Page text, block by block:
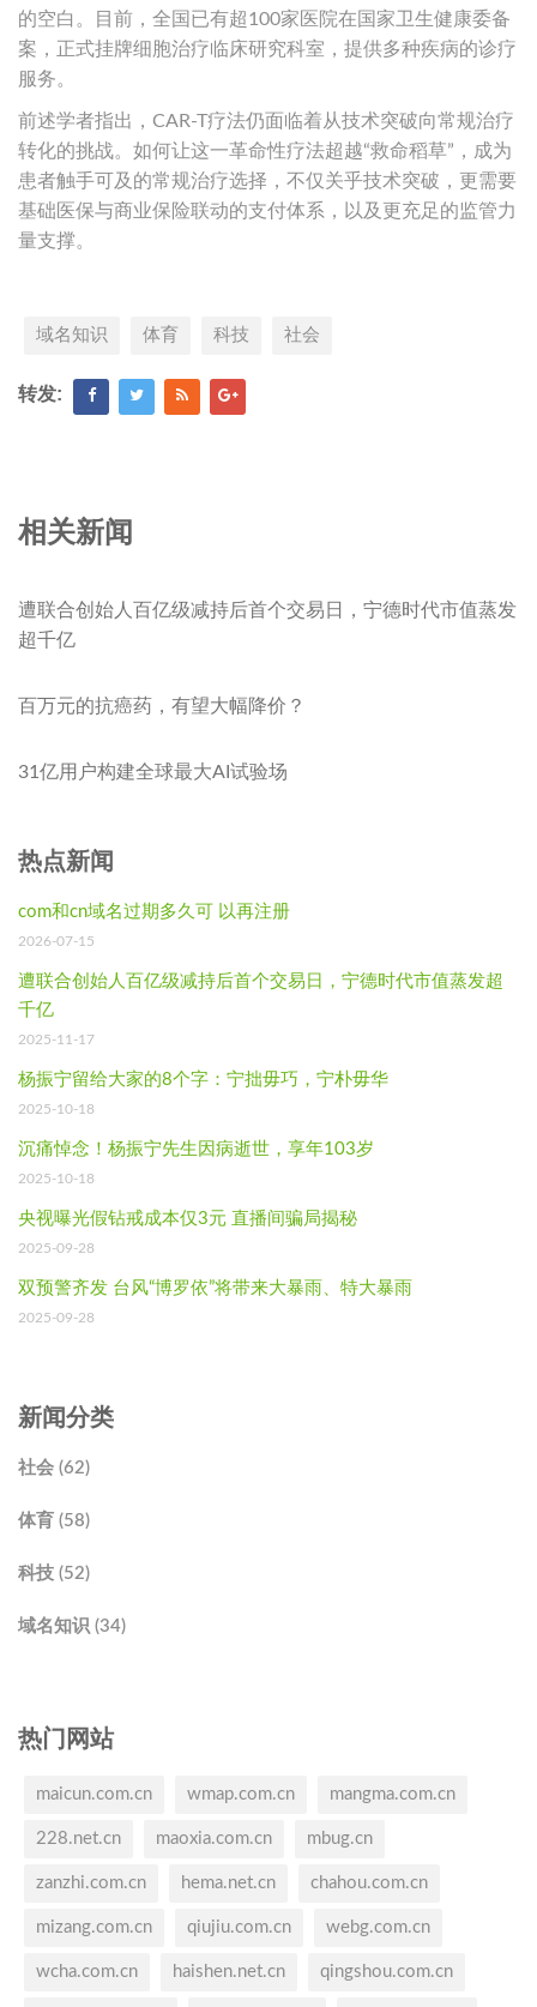
的空白。目前，全国已有超100家医院在国家卫生健康委备
案，正式挂牌细胞治疗临床研究科室，提供多种疾病的诊疗
服务。
前述学者指出，CAR-T疗法仍面临着从技术突破向常规治疗
转化的挑战。如何让这一革命性疗法超越“救命稻草”，成为
患者触手可及的常规治疗选择，不仅关乎技术突破，更需要
基础医保与商业保险联动的支付体系，以及更充足的监管力
量支撑。
域名知识 体育 科技 社会
转发:
相关新闻
遭联合创始人百亿级减持后首个交易日，宁德时代市值蒸发
超千亿
百万元的抗癌药，有望大幅降价？
31亿用户构建全球最大AI试验场
热点新闻
com和cn域名过期多久可 以再注册
2026-07-15
遭联合创始人百亿级减持后首个交易日，宁德时代市值蒸发超
千亿
2025-11-17
杨振宁留给大家的8个字：宁拙毋巧，宁朴毋华
2025-10-18
沉痛悼念！杨振宁先生因病逝世，享年103岁
2025-10-18
央视曝光假钻戒成本仅3元 直播间骗局揭秘
2025-09-28
双预警齐发 台风“博罗依”将带来大暴雨、特大暴雨
2025-09-28
新闻分类
社会 (62)
体育 (58)
科技 (52)
域名知识 (34)
热门网站
maicun.com.cn wmap.com.cn mangma.com.cn
228.net.cn maoxia.com.cn mbug.cn
zanzhi.com.cn hema.net.cn chahou.com.cn
mizang.com.cn qiujiu.com.cn webg.com.cn
wcha.com.cn haishen.net.cn qingshou.com.cn